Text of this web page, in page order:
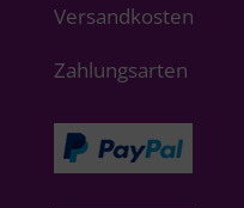
Versandkosten
Zahlungsarten